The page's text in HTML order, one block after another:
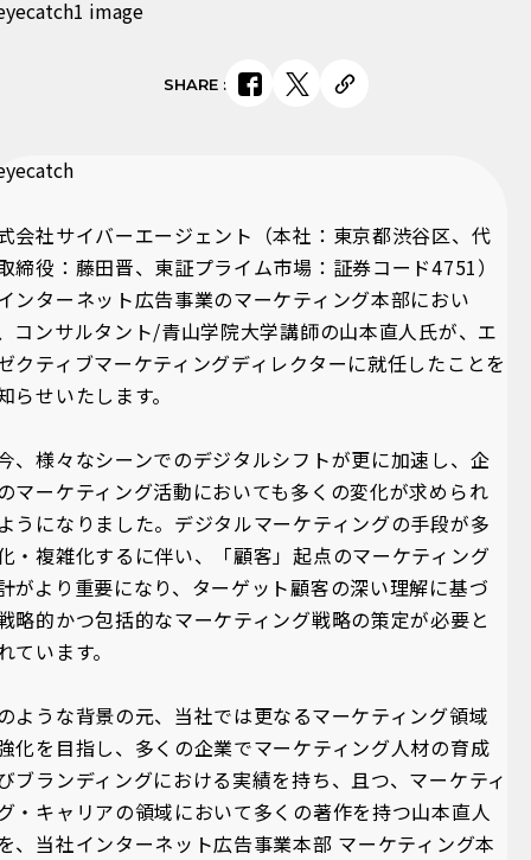
会社サイバーエージェント（本社：東京都渋谷区、代
締役：藤田晋、東証プライム市場：証券コード4751）
ンターネット広告事業のマーケティング本部におい
コンサルタント/青山学院大学講師の山本直人氏が、エ
クティブマーケティングディレクターに就任したことを
らせいたします。
、様々なシーンでのデジタルシフトが更に加速し、企
マーケティング活動においても多くの変化が求められ
うになりました。デジタルマーケティングの手段が多
・複雑化するに伴い、「顧客」起点のマーケティング
がより重要になり、ターゲット顧客の深い理解に基づ
略的かつ包括的なマーケティング戦略の策定が必要と
ています。
ような背景の元、当社では更なるマーケティング領域
化を目指し、多くの企業でマーケティング人材の育成
ブランディングにおける実績を持ち、且つ、マーケティ
・キャリアの領域において多くの著作を持つ山本直人
、当社インターネット広告事業本部 マーケティング本
SHARE: